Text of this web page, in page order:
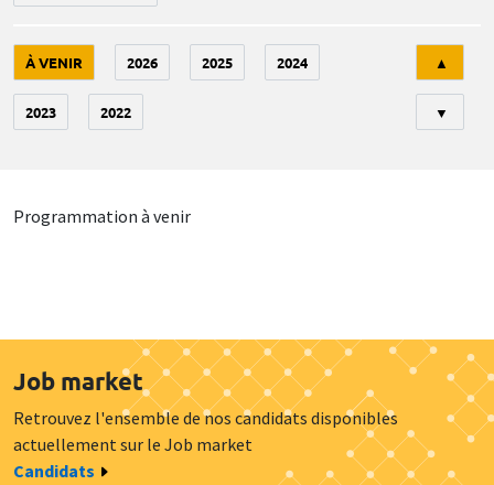
À VENIR 2026 2025 2024
2023 2022
▲
▼
Programmation à venir
Job market
Retrouvez l'ensemble de nos candidats disponibles
actuellement sur le Job market
Candidats